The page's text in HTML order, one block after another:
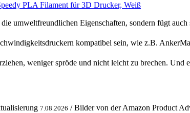
PLA Filament für 3D Drucker, Weiß
umweltfreundlichen Eigenschaften, sondern fügt auch
kompatibel sein, wie z.B.
weniger spröde und nicht leicht zu brechen. Und
7.08.2026 / Bilder von der Amazon Product